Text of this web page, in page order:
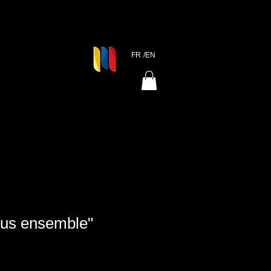
FR /EN
ensemble"